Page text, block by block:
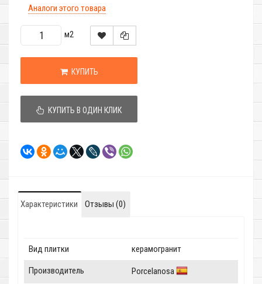
Аналоги этого товара
м2
КУПИТЬ
КУПИТЬ В ОДИН КЛИК
Характеристики Отзывы (0)
Вид плитки керамогранит
Производитель Porcelanosa